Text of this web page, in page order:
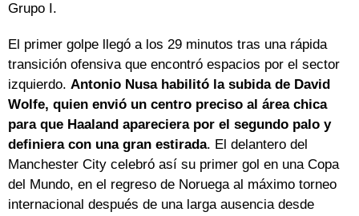
Grupo I.
El primer golpe llegó a los 29 minutos tras una rápida
transición ofensiva que encontró espacios por el sector
izquierdo. Antonio Nusa habilitó la subida de David
Wolfe, quien envió un centro preciso al área chica
para que Haaland apareciera por el segundo palo y
definiera con una gran estirada. El delantero del
Manchester City celebró así su primer gol en una Copa
del Mundo, en el regreso de Noruega al máximo torneo
internacional después de una larga ausencia desde